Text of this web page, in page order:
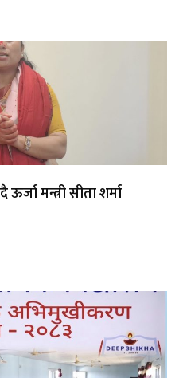
मन्त्री सीता शर्मा